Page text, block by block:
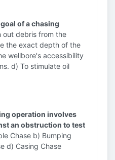
of a chasing
out debris from the
the exact depth of the
wellbore's accessibility
d) To stimulate oil
operation involves
an obstruction to test
Chase b) Bumping
d) Casing Chase